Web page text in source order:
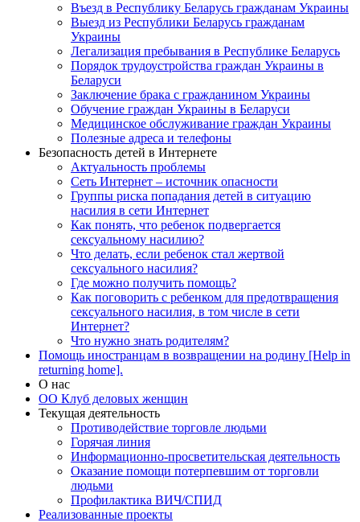
Въезд в Республику Беларусь гражданам Украины
Выезд из Республики Беларусь гражданам
Украины
Легализация пребывания в Республике Беларусь
Порядок трудоустройства граждан Украины в
Беларуси
Заключение брака с гражданином Украины
Обучение граждан Украины в Беларуси
Медицинское обслуживание граждан Украины
Полезные адреса и телефоны
Безопасность детей в Интернете
Актуальность проблемы
Сеть Интернет – источник опасности
Группы риска попадания детей в ситуацию
насилия в сети Интернет
Как понять, что ребенок подвергается
сексуальному насилию?
Что делать, если ребенок стал жертвой
сексуального насилия?
Где можно получить помощь?
Как поговорить с ребенком для предотвращения
сексуального насилия, в том числе в сети
Интернет?
Что нужно знать родителям?
Помощь иностранцам в возвращении на родину [Help in
returning home].
О нас
ОО Клуб деловых женщин
Текущая деятельность
Противодействие торговле людьми
Горячая линия
Информационно-просветительская деятельность
Оказание помощи потерпевшим от торговли
людьми
Профилактика ВИЧ/СПИД
Реализованные проекты